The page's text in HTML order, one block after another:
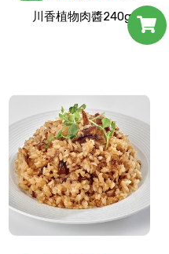
川香植物肉醬240g